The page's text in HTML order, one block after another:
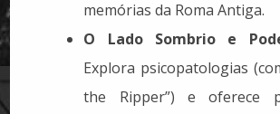
memórias da Roma Antiga.
O Lado Sombrio e
Explora psicopatologias
the Ripper”) e oferece